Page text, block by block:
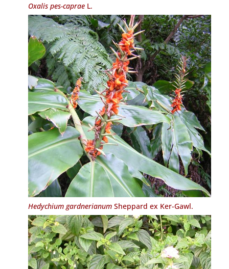
Oxalis pes-capraeL.
Hedychium gardnerianumSheppard ex Ker-Gawl.